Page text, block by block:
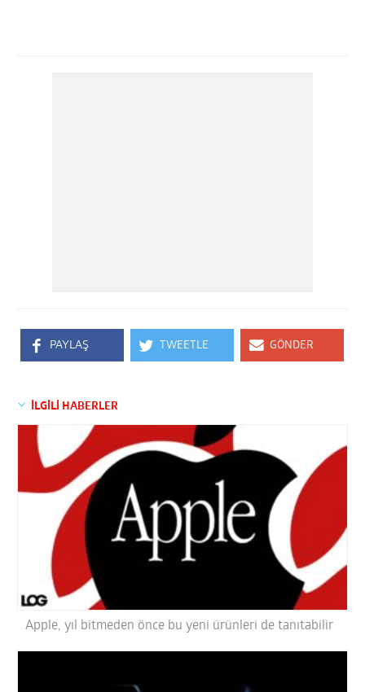
PAYLAŞ TWEETLE GÖNDER
İLGİLİ HABERLER
Apple, yıl bitmeden önce bu yeni ürünleri de tanıtabilir